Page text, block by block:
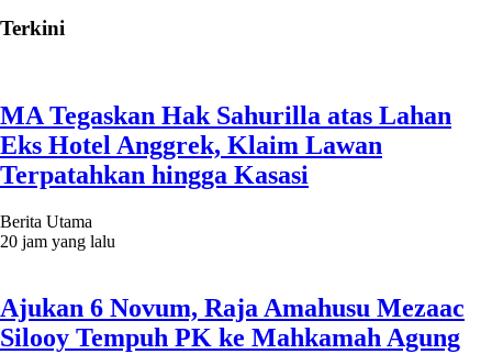
Terkini
MA Tegaskan Hak Sahurilla atas Lahan
Eks Hotel Anggrek, Klaim Lawan
Terpatahkan hingga Kasasi
Berita Utama
20 jam yang lalu
Ajukan 6 Novum, Raja Amahusu Mezaac
Silooy Tempuh PK ke Mahkamah Agung